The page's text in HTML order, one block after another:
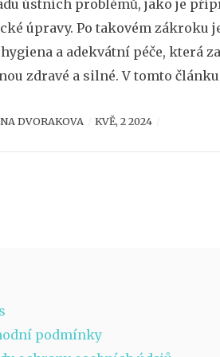
ústních problémů, jako je
úpravy. Po takovém zákroku
a adekvátní péče, která
zdravé a silné. V tomto
možným komplikacím a
DVORAKOVA KVĚ, 2 2024
podmínky